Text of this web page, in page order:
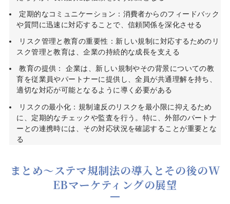
定期的なコミュニケーション：消費者からのフィードバック
や質問に迅速に対応することで、信頼関係を深化させる
リスク管理と教育の重要性：新しい規制に対応するためのリ
スク管理と教育は、企業の持続的な成長を支える
教育の提供： 企業は、新しい規制やその背景についての教
育を従業員やパートナーに提供し、全員が共通理解を持ち、
適切な対応が可能となるように導く必要がある
リスクの最小化：規制違反のリスクを最小限に抑えるため
に、定期的なチェックや監査を行う。特に、外部のパートナ
ーとの連携時には、その対応状況を確認することが重要とな
る
まとめ～ステマ規制法の導入とその後のW
EBマーケティングの展望